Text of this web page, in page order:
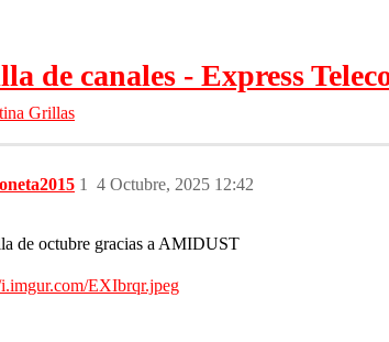
de canales - Express
Grillas
4 Octubre, 2025 12:42
1
de octubre gracias a AMIDUST
EXIbrqr.jpeg